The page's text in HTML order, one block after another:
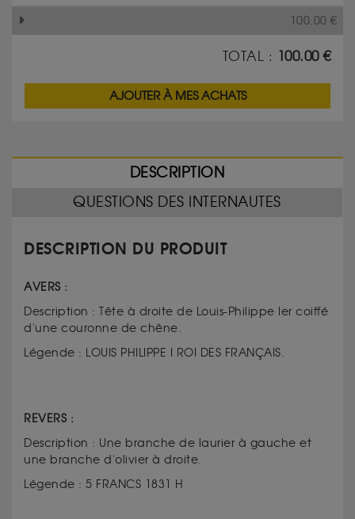
100.00 €
TOTAL : 100.00€
AJOUTER À MES ACHATS
DESCRIPTION
QUESTIONS DES INTERNAUTES
DESCRIPTION DU PRODUIT
AVERS :
Description : Tête à droite de Louis-Philippe Ier coiffé
d'une couronne de chêne.
Légende : LOUIS PHILIPPE I ROI DES FRANÇAIS.
REVERS :
Description : Une branche de laurier à gauche et
une branche d'olivier à droite.
Légende : 5 FRANCS 1831 H